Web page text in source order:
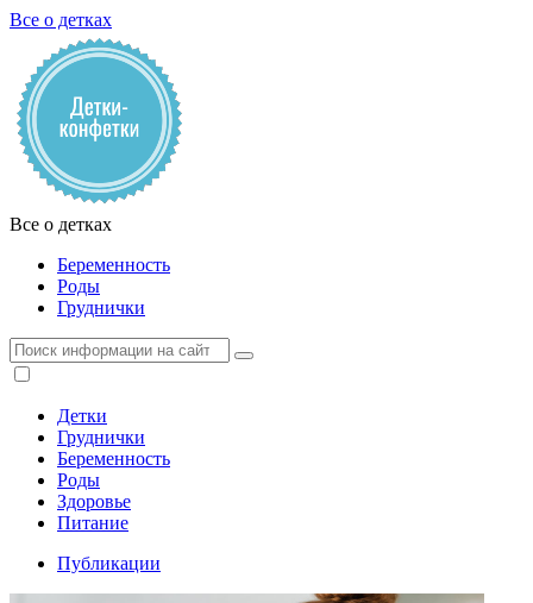
Все о детках
Все о детках
Беременность
Роды
Груднички
Детки
Груднички
Беременность
Роды
Здоровье
Питание
Публикации